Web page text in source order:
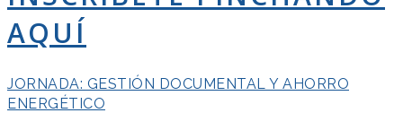
AQUÍ
JORNADA: GESTIÓN DOCUMENTAL Y AHORRO
ENERGÉTICO